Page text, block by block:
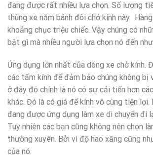
đang được rất nhiều lựa chọn. Số lượng
thùng xe năm bánh đôi chở kính này.
khoảng chục triệu chiếc. Vậy chúng có
bật gì mà nhiều người lựa chọn nó đến
Ứng dụng lớn nhất của dòng xe chở kính.
các tấm kính để đảm bảo chúng không bị
ở đây đó chính là nó có sự cải tiến hơn
khác. Đó là có giá để kính vô cùng tiện lợi.
đang được ứng dụng làm xe di chuyển đi
Tuy nhiên các bạn cũng không nên chọn
thường xuyên. Bởi vì độ hao xăng cũng
của nó.